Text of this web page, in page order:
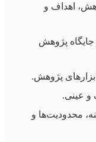
اهداف و
جایگاه پژوهش
پژوهش.
و عینی.
محدودیت‌ها و